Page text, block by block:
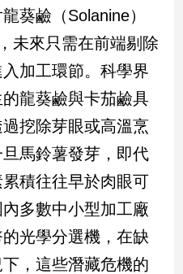
葵鹼（Solanine）
未來只需在前端剔除
加工環節。科學界
龍葵鹼與卡茄鹼具
挖除芽眼或高溫烹
馬鈴薯發芽，即代
積往往早於肉眼可
多數中小型加工廠
光學分選機，在缺
，這些潛藏危機的